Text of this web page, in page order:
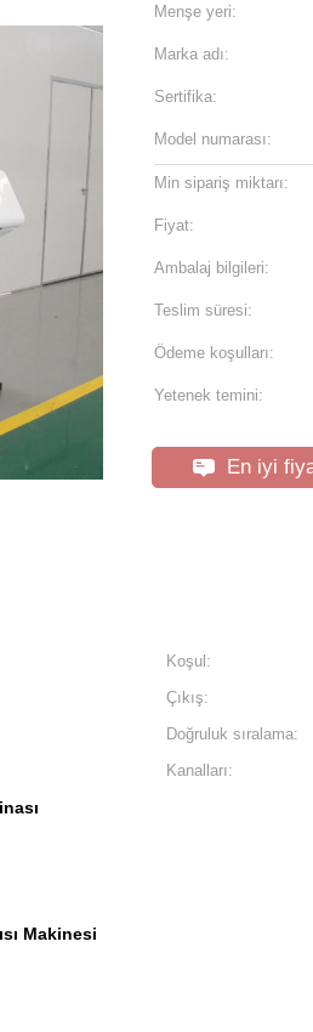
Menşe yeri:
Marka adı:
Sertifika:
Model numarası:
Min sipariş miktarı:
Fiyat:
Ambalaj bilgileri:
Teslim süresi:
Ödeme koşulları:
Yetenek temini:
En iyi
Koşul:
Çıkış:
Doğruluk sıralama:
Kanalları:
Makinesi